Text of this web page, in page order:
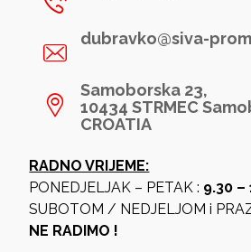
dubravko@siva-
Samoborska 23,
10434 STRMEC
CROATIA
RADNO VRIJEME:
PONEDJELJAK – PETAK : 9.30 –
SUBOTOM / NEDJELJOM i
NE RADIMO !